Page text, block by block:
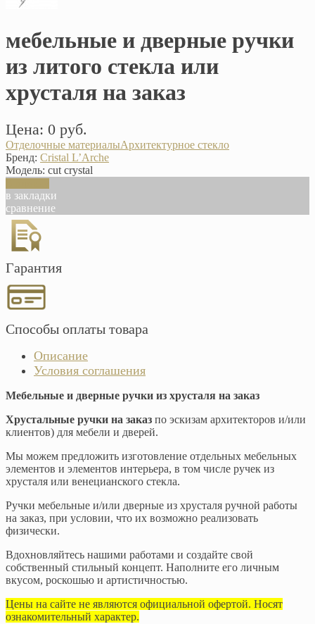
мебельные и дверные ручки
из литого стекла или
хрусталя на заказ
Цена: 0 руб.
Отделочные материалыАрхитектурное стекло
Бренд: Cristal L’Arche
Модель: сut crystal
в закладки
сравнение
Гарантия
Способы оплаты товара
Описание
Условия соглашения
Мебельные и дверные ручки из хрусталя на заказ
Хрустальные ручки на заказ по эскизам архитекторов и/или
клиентов) для мебели и дверей.
Мы можем предложить изготовление отдельных мебельных
элементов и элементов интерьера, в том числе ручек из
хрусталя или венецианского стекла.
Ручки мебельные и/или дверные из хрусталя ручной работы
на заказ, при условии, что их возможно реализовать
физически.
Вдохновляйтесь нашими работами и создайте свой
собственный стильный концепт. Наполните его личным
вкусом, роскошью и артистичностью.
Цены на сайте не являются официальной офертой. Носят
ознакомительный характер.